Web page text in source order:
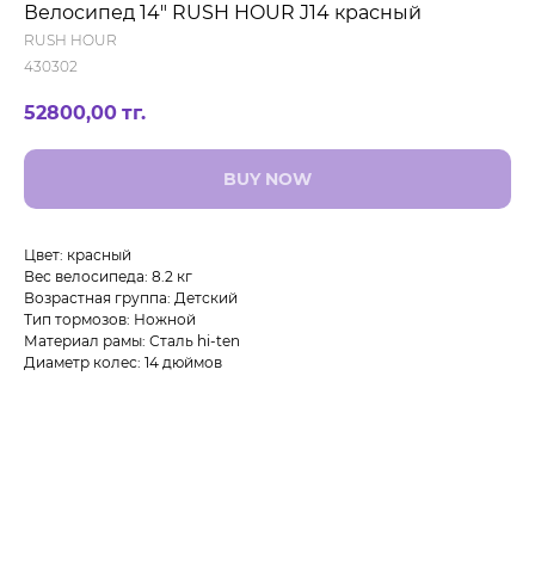
Велосипед 14" RUSH HOUR J14 красный
RUSH HOUR
430302
52800,00 тг.
BUY NOW
Цвет: красный
Вес велосипеда: 8.2 кг
Возрастная группа: Детский
Тип тормозов: Ножной
Материал рамы: Сталь hi-ten
Диаметр колес: 14 дюймов